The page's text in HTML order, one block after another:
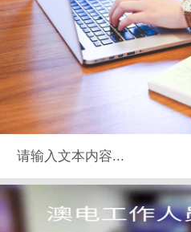
请输入文本内容...